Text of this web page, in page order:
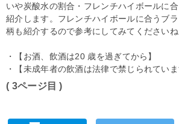
いや炭酸水の割合・フレンチハイボールに
紹介します。フレンチハイボールに合うブ
柄も紹介するので参考にしてみてくださいね
・【お酒、飲酒は20 歳を過ぎてから】
・【未成年者の飲酒は法律で禁じられていま
( 3ページ目 )